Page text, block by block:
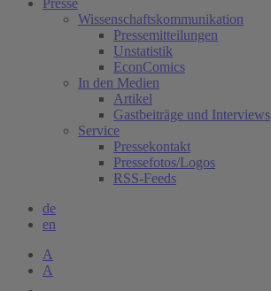
Presse
Wissenschaftskommunikation
Pressemitteilungen
Unstatistik
EconComics
In den Medien
Artikel
Gastbeiträge und Interviews
Service
Pressekontakt
Pressefotos/Logos
RSS-Feeds
de
en
A
A